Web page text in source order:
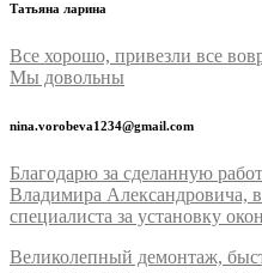
Татьяна ларина
Все хорошо, привезли все
Мы довольны
nina.vorobeva1234@gmail.com
Благодарю за сделанную
Владимира Александровича,
специалиста за установку
Великолепный демонтаж,